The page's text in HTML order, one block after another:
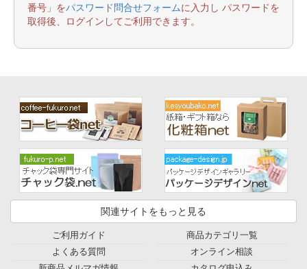
番号」をパスワード問合せフォームに入力し パスワードを
取得後、ログインしてご利用できます。
関連サイトをもっと見る
ご利用ガイド
よくある質問
商品カテゴリ一覧
オンライン相談